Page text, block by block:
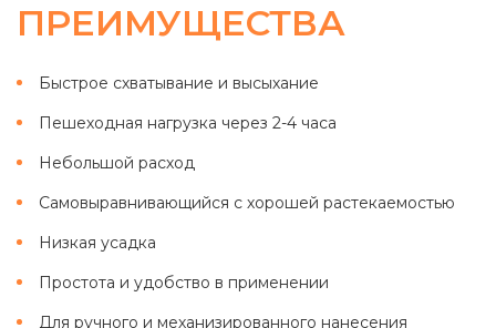
ПРЕИМУЩЕСТВА
Быстрое схватывание и высыхание
Пешеходная нагрузка через 2-4 часа
Небольшой расход
Самовыравнивающийся с хорошей растекаемостью
Низкая усадка
Простота и удобство в применении
Для ручного и механизированного нанесения